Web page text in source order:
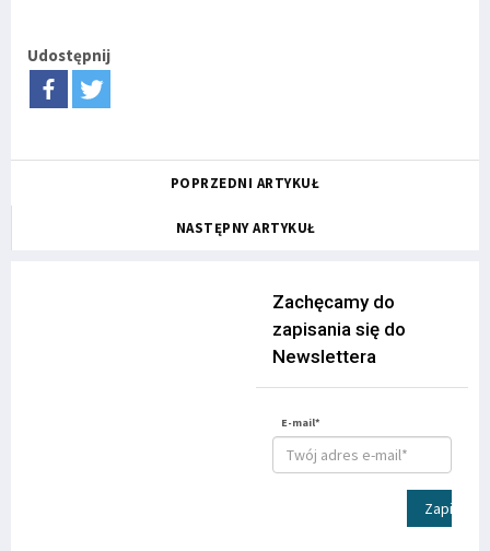
Udostępnij
POPRZEDNI ARTYKUŁ
NASTĘPNY ARTYKUŁ
Zachęcamy do
zapisania się do
Newslettera
E-mail*
Zapisz